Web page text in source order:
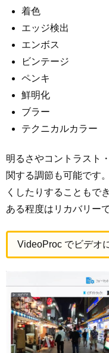
着色
エッジ検出
エンボス
ビンテージ
ペンキ
鮮明化
ブラー
テクニカルカラー
明るさやコントラスト
関する調節も可能です
くしたりすることもで
ある程度はリカバリー
VideoProc でビデオ